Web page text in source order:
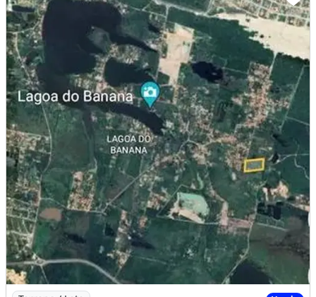
Imagem: Vendo Terreno com 20.000,00M2 Valor do Metro